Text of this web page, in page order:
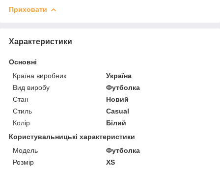
Приховати
Характеристики
Основні
Країна виробник
Україна
Вид виробу
Футболка
Стан
Новий
Стиль
Casual
Колір
Білий
Користувальницькі характеристики
Мoдель
Футболка
Розмір
XS